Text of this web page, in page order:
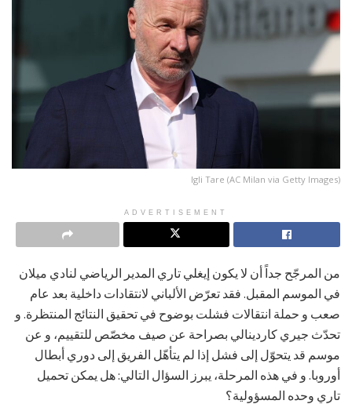
Igli Tare (AC Milan via Getty Images)
ADVERTISEMENT
من المرجّح جداً أن لا يكون إيغلي تاري المدير الرياضي لنادي ميلان
في الموسم المقبل. فقد تعرّض الألباني لانتقادات داخلية بعد عام
صعب و حملة انتقالات فشلت بوضوح في تحقيق النتائج المنتظرة. و
تحدّث جيري كاردينالي بصراحة عن صيف مخصّص للتقييم، و عن
موسم قد يتحوّل إلى فشل إذا لم يتأهّل الفريق إلى دوري أبطال
أوروبا. و في هذه المرحلة، يبرز السؤال التالي: هل يمكن تحميل
تاري وحده المسؤولية؟